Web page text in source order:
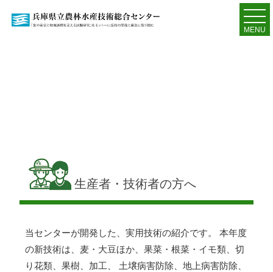
MENU
生産者・技術者の方へ
当センターが開発した、実用技術の紹介です。 本年度
の新技術は、麦・大豆ほか、果菜・根菜・イモ類、切
り花類、果樹、加工、 土壌病害防除、地上病害防除、